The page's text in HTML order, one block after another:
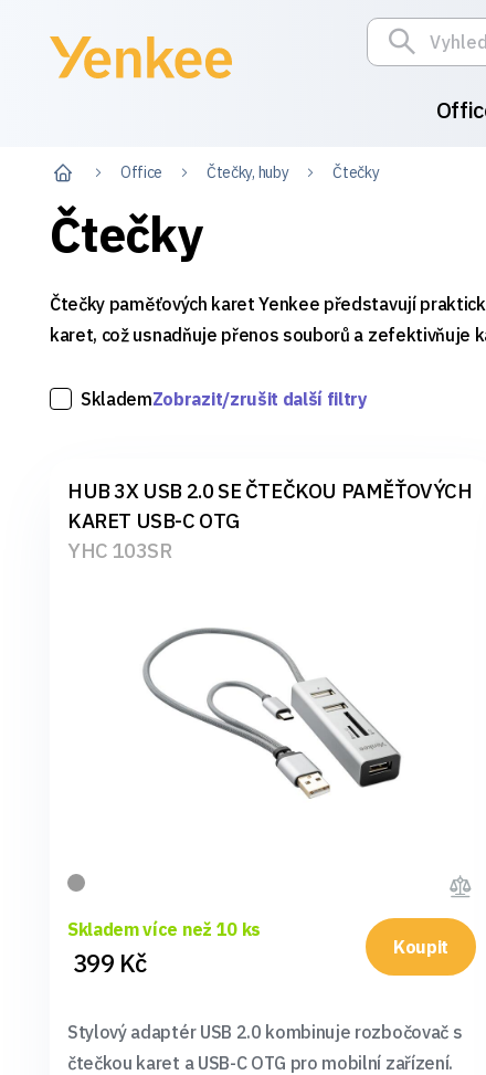
Office Čtečky, huby Čtečky
Čtečky
Čtečky paměťových karet Yenkee představují
karet, což usnadňuje přenos souborů a zefektivňuje
SklademZobrazit/zrušit další filtry
HUB 3X USB 2.0 SE ČTEČKOU PAMĚŤOVÝCH
KARET USB-C OTG
YHC 103SR
Skladem více než 10 ks
399 Kč Koupit
Stylový adaptér USB 2.0 kombinuje rozbočovač s
čtečkou karet a USB-C OTG pro mobilní zařízení.